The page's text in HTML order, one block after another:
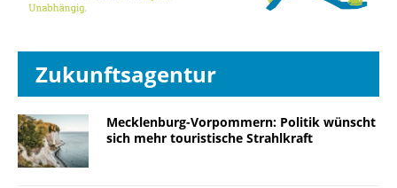
Zukunftsagentur
Mecklenburg-Vorpommern: Politik wünscht
sich mehr touristische Strahlkraft